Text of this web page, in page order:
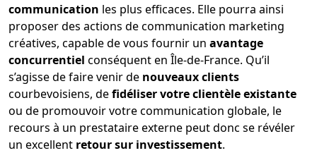
communication les plus efficaces. Elle pourra ainsi
proposer des actions de communication marketing
créatives, capable de vous fournir un avantage
concurrentiel conséquent en Île-de-France. Qu’il
s’agisse de faire venir de nouveaux clients
courbevoisiens, defidéliser votre clientèle existante
ou de promouvoir votre communication globale, le
recours à un prestataire externe peut donc se révéler
un excellent retour sur investissement.